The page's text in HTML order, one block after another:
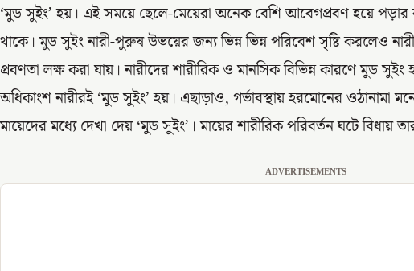
‘মুড সুইং’ হয়। এই সময়ে ছেলে-মেয়েরা অনেক বেশি আবেগপ্রবণ হয়ে
থাকে। মুড সুইং নারী-পুরুষ উভয়ের জন্য ভিন্ন ভিন্ন পরিবেশ সৃষ্টি করলেও
প্রবণতা লক্ষ করা যায়। নারীদের শারীরিক ও মানসিক বিভিন্ন কারণে মুড
অধিকাংশ নারীরই ‘মুড সুইং’ হয়। এছাড়াও, গর্ভাবস্থায় হরমোনের
মায়েদের মধ্যে দেখা দেয় ‘মুড সুইং’। মায়ের শারীরিক পরিবর্তন ঘটে বিধায়
ADVERTISEMENTS